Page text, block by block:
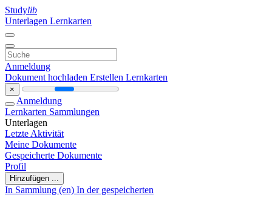
Studylib
Unterlagen Lernkarten
Anmeldung
Dokument hochladen Erstellen Lernkarten
×
Anmeldung
Lernkarten Sammlungen
Unterlagen
Letzte Aktivität
Meine Dokumente
Gespeicherte Dokumente
Profil
Hinzufügen ...
In Sammlung (en) In der gespeicherten